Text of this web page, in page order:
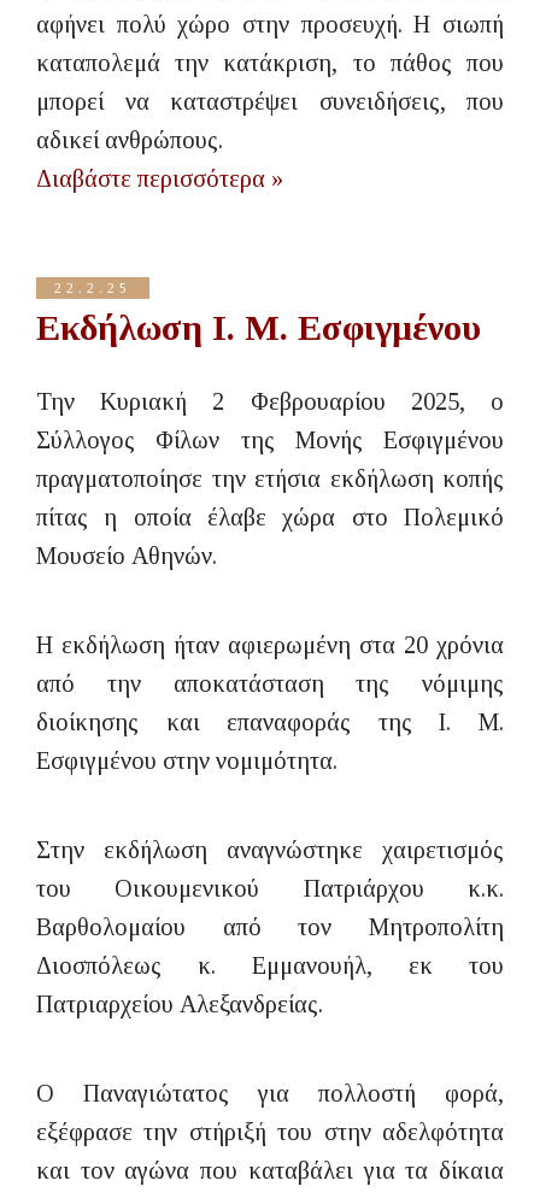
αφήνει πολύ χώρο στην προσευχή. Η σιωπή
καταπολεμά την κατάκριση, το πάθος που
μπορεί να καταστρέψει συνειδήσεις, που
αδικεί ανθρώπους.
Διαβάστε περισσότερα »
22.2.25
Εκδήλωση Ι. Μ. Εσφιγμένου
Την Κυριακή 2 Φεβρουαρίου 2025, ο
Σύλλογος Φίλων της Μονής Εσφιγμένου
πραγματοποίησε την ετήσια εκδήλωση κοπής
πίτας η οποία έλαβε χώρα στο Πολεμικό
Μουσείο Αθηνών.
Η εκδήλωση ήταν αφιερωμένη στα 20 χρόνια
από την αποκατάσταση της νόμιμης
διοίκησης και επαναφοράς της Ι. Μ.
Εσφιγμένου στην νομιμότητα.
Στην εκδήλωση αναγνώστηκε χαιρετισμός
του Οικουμενικού Πατριάρχου κ.κ.
Βαρθολομαίου από τον Μητροπολίτη
Διοσπόλεως κ. Εμμανουήλ, εκ του
Πατριαρχείου Αλεξανδρείας.
Ο Παναγιώτατος για πολλοστή φορά,
εξέφρασε την στήριξή του στην αδελφότητα
και τον αγώνα που καταβάλει για τα δίκαια